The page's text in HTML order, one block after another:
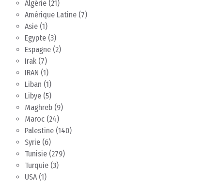
Algérie (21)
Amérique Latine (7)
Asie (1)
Egypte (3)
Espagne (2)
Irak (7)
IRAN (1)
Liban (1)
Libye (5)
Maghreb (9)
Maroc (24)
Palestine (140)
Syrie (6)
Tunisie (279)
Turquie (3)
USA(1)